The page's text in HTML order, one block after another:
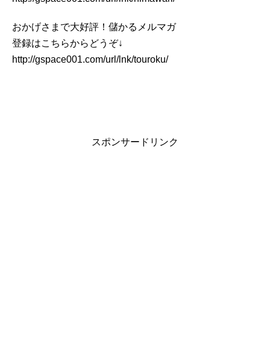
おかげさまで大好評！儲かるメルマガ
登録はこちらからどうぞ↓
http://gspace001.com/url/lnk/touroku/
スポンサードリンク